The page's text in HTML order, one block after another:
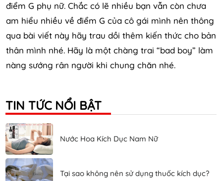
điểm G phụ nữ. Chắc có lẽ nhiều bạn vẫn còn chưa
am hiểu nhiều về điểm G của cô gái mình nên thông
qua bài viết này hãy trau dồi thêm kiến thức cho bản
thân mình nhé. Hãy là một chàng trai “bad boy” làm
nàng sướng rân người khi chung chăn nhé.
TIN TỨC NỔI BẬT
Nước Hoa Kích Dục Nam Nữ
Tại sao không nên sử dụng thuốc kích dục?